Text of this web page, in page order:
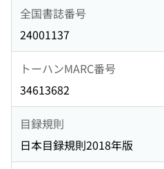
全国書誌番号
24001137
トーハンMARC番号
34613682
目録規則
日本目録規則2018年版